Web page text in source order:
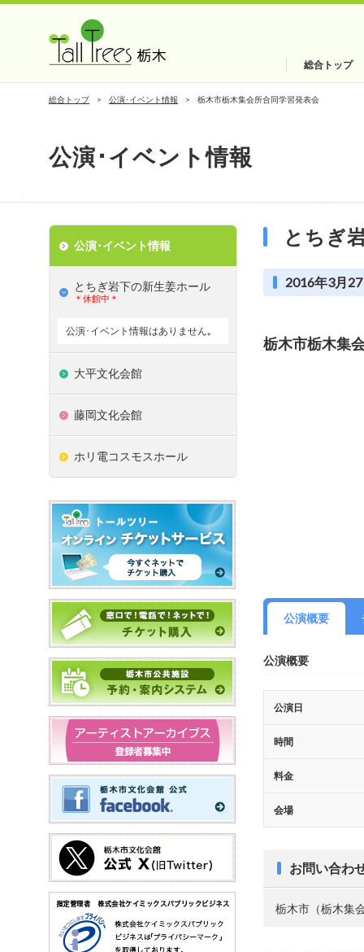
総合トップ
総合トップ 公演･イベント情報 栃木市栃木集会所合同学習発表会
公演･イベント情報
とちぎ
2016年3月
栃木市栃木集
公演概要
公演概要
公演日
時間
料金
会場
お問い合わ
栃木市（栃木集
公演･イベント情報
とちぎ岩下の新⽣姜ホール
＊休館中＊
公演･イベント情報はありません｡
大平文化会館
藤岡文化会館
ホリ電コスモスホール